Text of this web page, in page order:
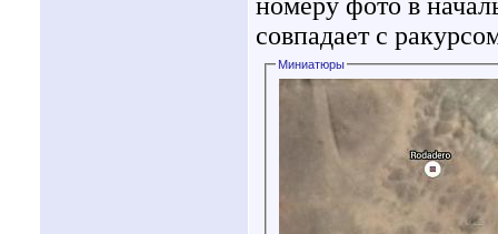
номеру фото в
совпадает с
Миниатюры